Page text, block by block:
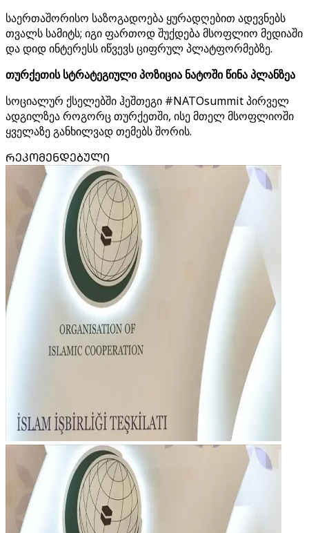
საერთაშორისო საზოგადოება ყურადღებით ადევნებს
თვალს სამიტს; იგი ფართოდ შუქდება მსოფლიო მედიაში
და დიდ ინტერესს იწვევს ციფრულ პლატფორმებზე.
თურქეთის სტრატეგიული პოზიცია ნატოში წინა პლანზეა
სოციალურ ქსელებში ჰეშთეგი #NATOsummit პირველ
ადგილზეა როგორც თურქეთში, ისე მთელ მსოფლიოში
ყველაზე განხილვად თემებს შორის.
ᲠᲔᲙᲝᲛᲔᲜᲓᲔᲑᲣᲚᲘ